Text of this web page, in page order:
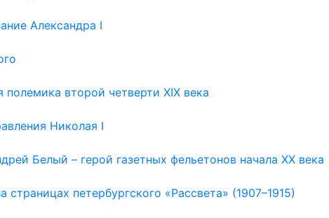
Александра I
второй четверти XIX века
Николая I
Белый – герой газетных фельетонов начала ХХ века
петербургского «Рассвета» (1907–1915)